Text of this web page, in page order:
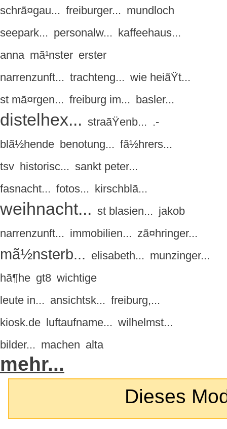
schrã¤gau... freiburger... mundloch
seepark... personalw... kaffeehaus...
anna mã¹nster erster
narrenzunft... trachteng... wie heiãŸt...
st mã¤rgen... freiburg im... basler...
distelhex... straãŸenb... .-
blã½hende benotung... fã½hrers...
tsv historisc... sankt peter...
fasnacht... fotos... kirschblã...
weihnacht... st blasien... jakob
narrenzunft... immobilien... zã¤hringer...
mã½nsterb... elisabeth... munzinger...
hã¶he gt8 wichtige
leute in... ansichtsk... freiburg,...
kiosk.de luftaufname... wilhelmst...
bilder... machen alta
mehr...
Dieses